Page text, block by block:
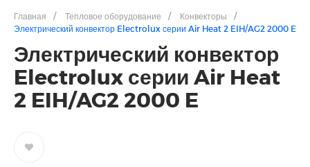
Главная / Тепловое оборудование / Конвекторы
/
Электрический конвектор Electrolux серии Air Heat 2 EIH/AG2 2000 E
Электрический конвектор
Electrolux серии Air Heat
2 EIH/AG2 2000 E